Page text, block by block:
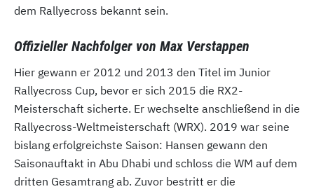
dem Rallyecross bekannt sein.
Offizieller Nachfolger von Max Verstappen
Hier gewann er 2012 und 2013 den Titel im Junior
Rallyecross Cup, bevor er sich 2015 die RX2-
Meisterschaft sicherte. Er wechselte anschließend in die
Rallyecross-Weltmeisterschaft (WRX). 2019 war seine
bislang erfolgreichste Saison: Hansen gewann den
Saisonauftakt in Abu Dhabi und schloss die WM auf dem
dritten Gesamtrang ab. Zuvor bestritt er die